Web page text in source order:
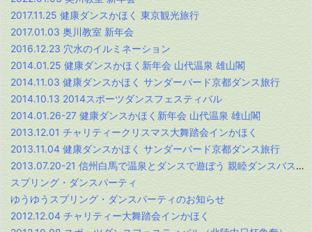
2017.11.25 健康ダンスかほく 東京観光旅行
2017.01.03 奥川教室 新年会
2016.12.23 穴水のイルミネーション
2014.01.25 健康ダンスかほく新年会 山代温泉 雄山閣
2014.11.03 健康ダンスかほく サンダーバード京都ダンス旅行
2014.10.13 2014スポーツダンスフェスティバル
2014.01.26-27 健康ダンスかほく新年会 山代温泉 雄山閣
2013.12.01 チャリティークリスマス大舞踏会インかほく
2013.11.04 健康ダンスかほく サンダーバード京都ダンス旅行
2013.07.20-21 信州白馬で温泉とダンスで遊ぼう 親睦ダンスバス旅行
スプリング・ダンスパーティ
ゆうゆうスプリング・ダンスパーティのお知らせ
2012.12.04 チャリティー大舞踏会インかほく